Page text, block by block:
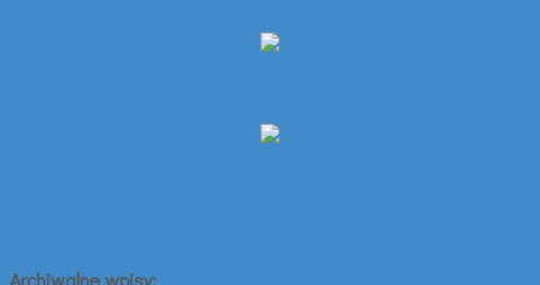
Archiwalne wpisy: